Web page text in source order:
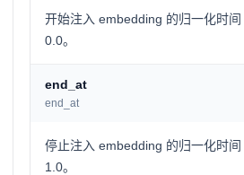
开始注入 embedding 的归一化时间
0.0。
end_at
end_at
停止注入 embedding 的归一化时间
1.0。